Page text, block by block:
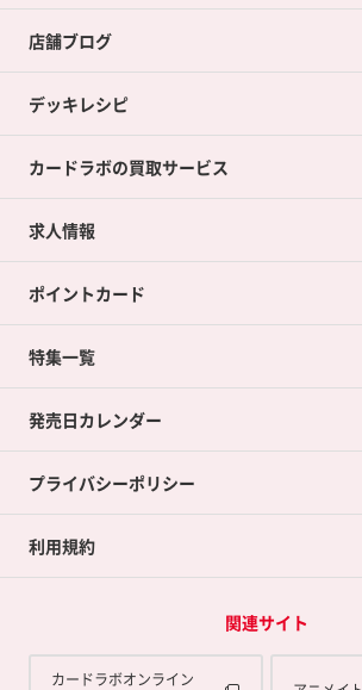
店舗ブログ
デッキレシピ
カードラボの買取サービス
カードラボの買取サービスTOP
店舗買取について
ネット買取について
買取承諾書について
求人情報
ポイントカード
ポイントカードTOP
ポイント交換景品
特集一覧
発売日カレンダー
プライバシーポリシー
利用規約
関連サイト
カードラボオンライン